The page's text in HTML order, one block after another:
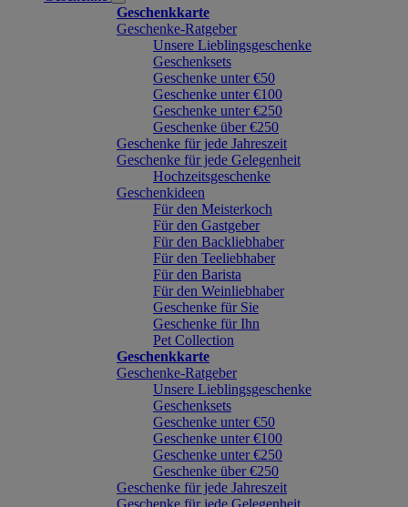
Geschenkkarte
Geschenke-Ratgeber
Unsere Lieblingsgeschenke
Geschenksets
Geschenke unter €50
Geschenke unter €100
Geschenke unter €250
Geschenke über €250
Geschenke für jede Jahreszeit
Geschenke für jede Gelegenheit
Hochzeitsgeschenke
Geschenkideen
Für den Meisterkoch
Für den Gastgeber
Für den Backliebhaber
Für den Teeliebhaber
Für den Barista
Für den Weinliebhaber
Geschenke für Sie
Geschenke für Ihn
Pet Collection
Geschenkkarte
Geschenke-Ratgeber
Unsere Lieblingsgeschenke
Geschenksets
Geschenke unter €50
Geschenke unter €100
Geschenke unter €250
Geschenke über €250
Geschenke für jede Jahreszeit
Geschenke für jede Gelegenheit